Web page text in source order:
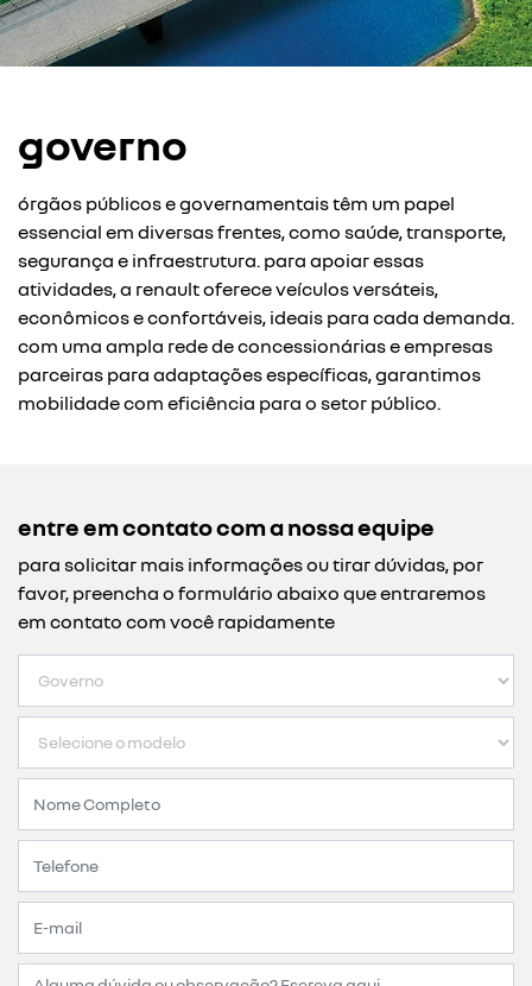
governo
órgãos públicos e governamentais têm um papel
essencial em diversas frentes, como saúde, transporte,
segurança e infraestrutura. para apoiar essas
atividades, a renault oferece veículos versáteis,
econômicos e confortáveis, ideais para cada demanda.
com uma ampla rede de concessionárias e empresas
parceiras para adaptações específicas, garantimos
mobilidade com eficiência para o setor público.
entre em contato com a nossa equipe
para solicitar mais informações ou tirar dúvidas, por
favor, preencha o formulário abaixo que entraremos
em contato com você rapidamente